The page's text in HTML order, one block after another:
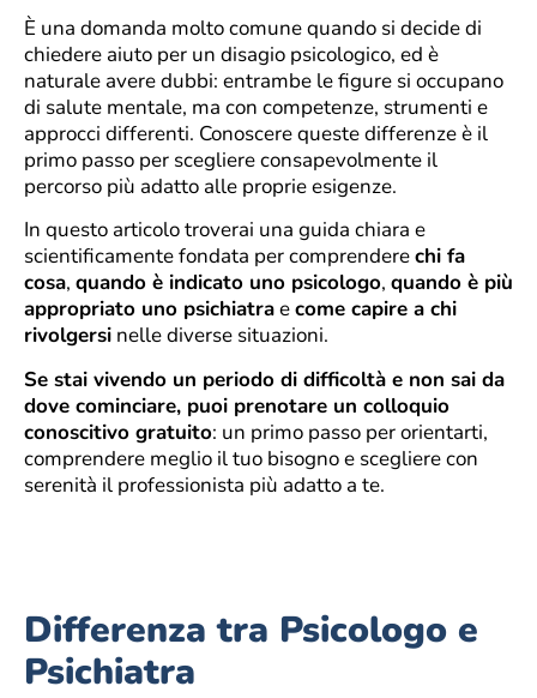
È una domanda molto comune quando si decide di
chiedere aiuto per un disagio psicologico, ed è
naturale avere dubbi: entrambe le figure si occupano
di salute mentale, ma con competenze, strumenti e
approcci differenti. Conoscere queste differenze è il
primo passo per scegliere consapevolmente il
percorso più adatto alle proprie esigenze.
In questo articolo troverai una guida chiara e
scientificamente fondata per comprenderechi fa
cosa, quando è indicato uno psicologo, quando è più
appropriato uno psichiatraecome capire a chi
rivolgersi nelle diverse situazioni.
Se stai vivendo un periodo di difficoltà e non sai da
dove cominciare, puoi prenotare un colloquio
conoscitivo gratuito: un primo passo per orientarti,
comprendere meglio il tuo bisogno e scegliere con
serenità il professionista più adatto a te.
Differenza tra Psicologo e
Psichiatra